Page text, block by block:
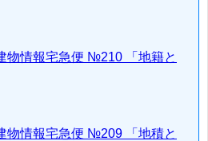
物情報宅急便 №210 「地籍と
物情報宅急便 №209 「地積と